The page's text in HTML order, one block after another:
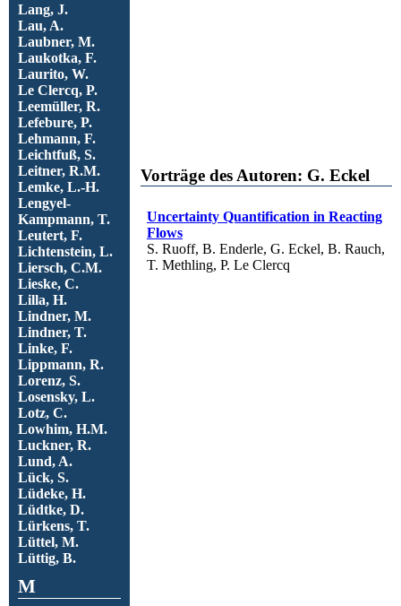
Lang, J.
Lau, A.
Laubner, M.
Laukotka, F.
Laurito, W.
Le Clercq, P.
Leemüller, R.
Lefebure, P.
Lehmann, F.
Leichtfuß, S.
Leitner, R.M.
Lemke, L.-H.
Lengyel-
Kampmann, T.
Leutert, F.
Lichtenstein, L.
Liersch, C.M.
Lieske, C.
Lilla, H.
Lindner, M.
Lindner, T.
Linke, F.
Lippmann, R.
Lorenz, S.
Losensky, L.
Lotz, C.
Lowhim, H.M.
Luckner, R.
Lund, A.
Lück, S.
Lüdeke, H.
Lüdtke, D.
Lürkens, T.
Lüttel, M.
Lüttig, B.
M
Vorträge des Autoren: G. Eckel
Uncertainty Quantification in Reacting
Flows
S. Ruoff, B. Enderle, G. Eckel, B. Rauch,
T. Methling, P. Le Clercq